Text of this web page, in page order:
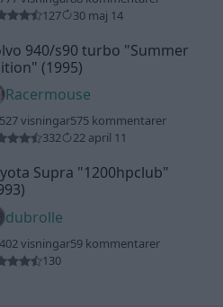
127
30 maj 14
940/s90 turbo "Summer
(1995)
Racermouse
visningar575 kommentarer
332
22 april 11
Supra "1200hpclub"
dubrolle
visningar59 kommentarer
130